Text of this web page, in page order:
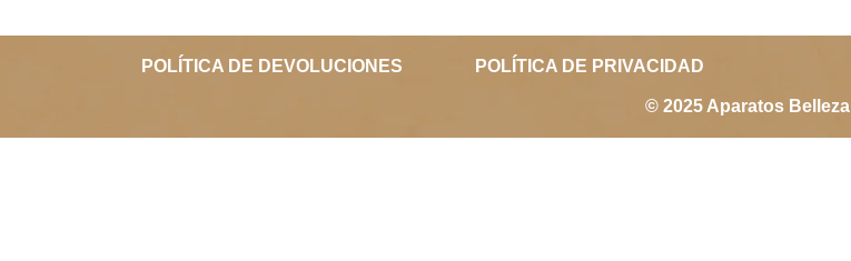
POLÍTICA DE DEVOLUCIONES POLÍTICA DE PRIVACIDAD
© 2025 Aparatos Belleza